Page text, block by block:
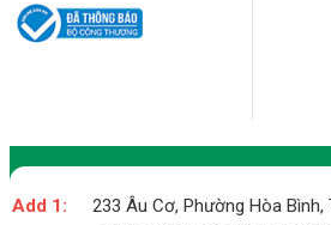
Add 1: 233 Âu Cơ, Phường Hòa Bình,